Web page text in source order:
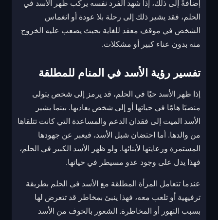
إضافةً إلى ذلك، إذا شهد الفرد نفسه يركب ظهر الأسد في
الحلم، فقد يشير ذلك إلى رحلة بلا عودة أو انغماس
الشخص في موقف معقد للغاية بحيث يصعب عليه الخروج
منه بدون عناء كبير أو مشكلات.
تفسير رؤية الأسد في المنام للمطلقة
إذا ظهر الأسد حيًا في الحلم، قد يرمز إلى شخص يتولى
منصبًا هامًا في حياتها أو إلى شخص يعاديها. بينما يشير
الأسد الميت إلى فقدان الدعم والمساعدة التي كانت تتلقاها
من والدها. أما احتضان شبل الأسد، فيعبر عن جهودها
المستمرة ورعايتها لأبنائها. ولو ظهر الأسد الكبير في الحلم،
فهذا يدل على وجود عدو مسيطر في حياتها.
عندما تتعامل المرأة المطلقة مع الأسد في الحلم بطريقة
ترفيهية أو تلعب معه، فهذا ينبئ بمخاطر قد تتعرض لها
بسبب التهور أو المخاطرة. الشعور بالخوف من الأسد